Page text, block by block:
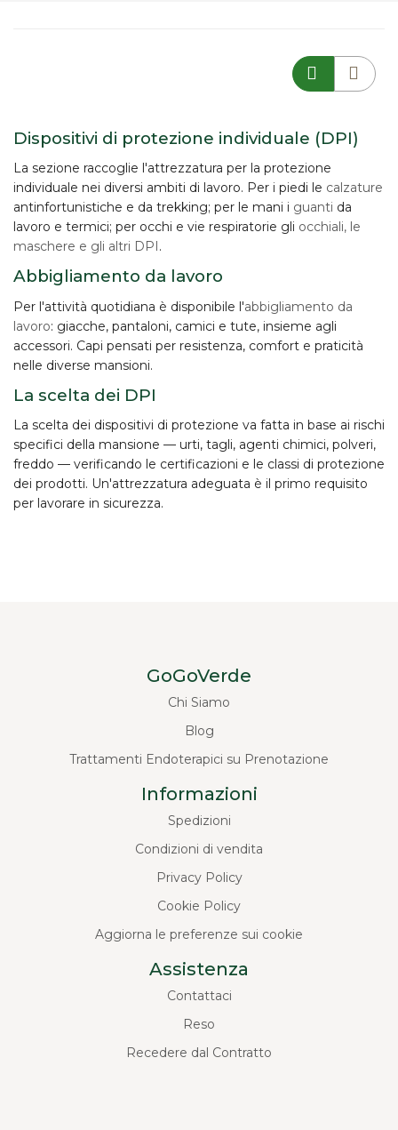
Dispositivi di protezione individuale (DPI)
La sezione raccoglie l'attrezzatura per la protezione
individuale nei diversi ambiti di lavoro. Per i piedi le calzature
antinfortunistiche e da trekking; per le mani i guanti da
lavoro e termici; per occhi e vie respiratorie gli occhiali, le
maschere e gli altri DPI.
Abbigliamento da lavoro
Per l'attività quotidiana è disponibile l'abbigliamento da
lavoro: giacche, pantaloni, camici e tute, insieme agli
accessori. Capi pensati per resistenza, comfort e praticità
nelle diverse mansioni.
La scelta dei DPI
La scelta dei dispositivi di protezione va fatta in base ai rischi
specifici della mansione — urti, tagli, agenti chimici, polveri,
freddo — verificando le certificazioni e le classi di protezione
dei prodotti. Un'attrezzatura adeguata è il primo requisito
per lavorare in sicurezza.
GoGoVerde
Chi Siamo
Blog
Trattamenti Endoterapici su Prenotazione
Informazioni
Spedizioni
Condizioni di vendita
Privacy Policy
Cookie Policy
Aggiorna le preferenze sui cookie
Assistenza
Contattaci
Reso
Recedere dal Contratto